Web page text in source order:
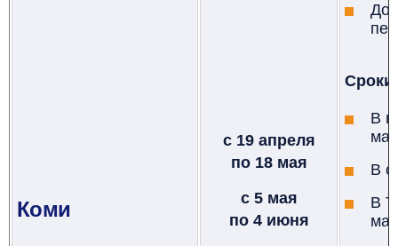
Коми
с 19 апреля
по 18 мая
с 5 мая
по 4 июня
До
Сроки
В
В
В